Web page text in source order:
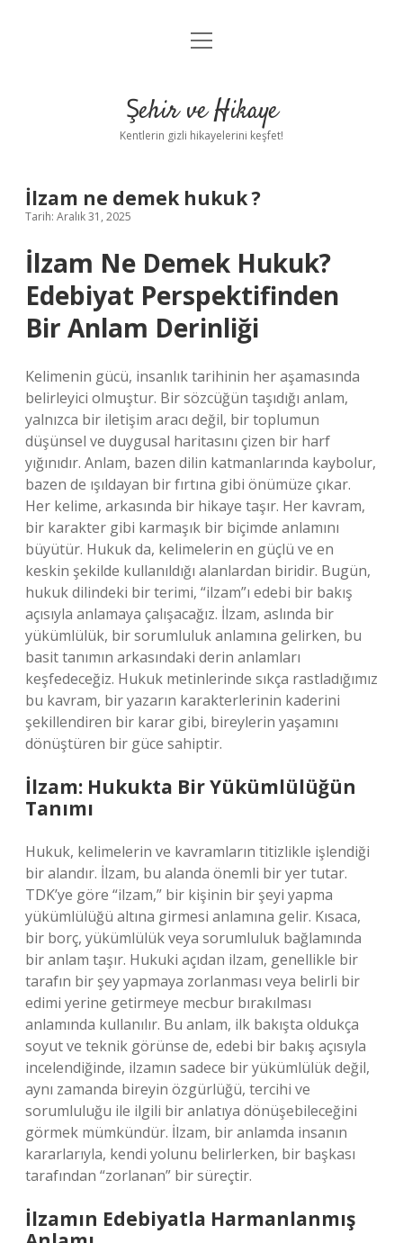
Anasayfa
Yasal Uyarı
menüyü
Şehir ve Hikaye
Kentlerin gizli hikayelerini keşfet!
İlzam ne demek hukuk ?
Tarih: Aralık 31, 2025
İlzam Ne Demek Hukuk?
Edebiyat Perspektifinden
Bir Anlam Derinliği
Kelimenin gücü, insanlık tarihinin her aşamasında
belirleyici olmuştur. Bir sözcüğün taşıdığı anlam,
yalnızca bir iletişim aracı değil, bir toplumun
düşünsel ve duygusal haritasını çizen bir harf
yığınıdır. Anlam, bazen dilin katmanlarında kaybolur,
bazen de ışıldayan bir fırtına gibi önümüze çıkar.
Her kelime, arkasında bir hikaye taşır. Her kavram,
bir karakter gibi karmaşık bir biçimde anlamını
büyütür. Hukuk da, kelimelerin en güçlü ve en
keskin şekilde kullanıldığı alanlardan biridir. Bugün,
hukuk dilindeki bir terimi, “ilzam”ı edebi bir bakış
açısıyla anlamaya çalışacağız. İlzam, aslında bir
yükümlülük, bir sorumluluk anlamına gelirken, bu
basit tanımın arkasındaki derin anlamları
keşfedeceğiz. Hukuk metinlerinde sıkça rastladığımız
bu kavram, bir yazarın karakterlerinin kaderini
şekillendiren bir karar gibi, bireylerin yaşamını
dönüştüren bir güce sahiptir.
İlzam: Hukukta Bir Yükümlülüğün
Tanımı
Hukuk, kelimelerin ve kavramların titizlikle işlendiği
bir alandır. İlzam, bu alanda önemli bir yer tutar.
TDK’ye göre “ilzam,” bir kişinin bir şeyi yapma
yükümlülüğü altına girmesi anlamına gelir. Kısaca,
bir borç, yükümlülük veya sorumluluk bağlamında
bir anlam taşır. Hukuki açıdan ilzam, genellikle bir
tarafın bir şey yapmaya zorlanması veya belirli bir
edimi yerine getirmeye mecbur bırakılması
anlamında kullanılır. Bu anlam, ilk bakışta oldukça
soyut ve teknik görünse de, edebi bir bakış açısıyla
incelendiğinde, ilzamın sadece bir yükümlülük değil,
aynı zamanda bireyin özgürlüğü, tercihi ve
sorumluluğu ile ilgili bir anlatıya dönüşebileceğini
görmek mümkündür. İlzam, bir anlamda insanın
kararlarıyla, kendi yolunu belirlerken, bir başkası
tarafından “zorlanan” bir süreçtir.
İlzamın Edebiyatla Harmanlanmış